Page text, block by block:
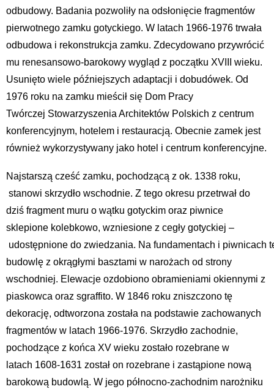
odbudowy. Badania pozwoliły na odsłonięcie fragmentów
pierwotnego zamku gotyckiego. W latach 1966-1976 trwała
odbudowa i rekonstrukcja zamku. Zdecydowano przywrócić
mu renesansowo-barokowy wygląd z początku XVIII wieku.
Usunięto wiele późniejszych adaptacji i dobudówek. Od
1976 roku na zamku mieścił się Dom Pracy
Twórczej Stowarzyszenia Architektów Polskich z centrum
konferencyjnym, hotelem i restauracją. Obecnie zamek jest
również wykorzystywany jako hotel i centrum konferencyjne.
Najstarszą cześć zamku, pochodzącą z ok. 1338 roku,
stanowi skrzydło wschodnie. Z tego okresu przetrwał do
dziś fragment muru o wątku gotyckim oraz piwnice
sklepione kolebkowo, wzniesione z cegły gotyckiej –
udostępnione do zwiedzania. Na fundamentach i
budowlę z okrągłymi basztami w narożach od strony
wschodniej. Elewacje ozdobiono obramieniami okiennymi z
piaskowca oraz sgraffito. W 1846 roku zniszczono tę
dekorację, odtworzona została na podstawie zachowanych
fragmentów w latach 1966-1976. Skrzydło zachodnie,
pochodzące z końca XV wieku zostało rozebrane w
latach 1608-1631 został on rozebrane i zastąpione nową
barokową budowlą. W jego północno-zachodnim narożniku